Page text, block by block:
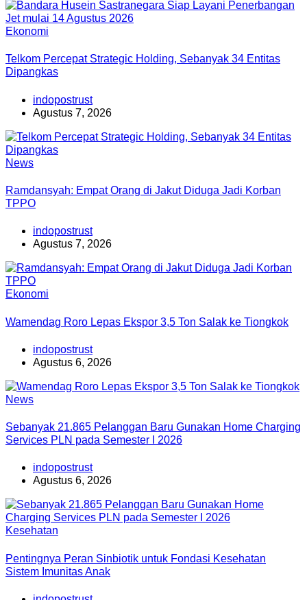
Ekonomi
Telkom Percepat Strategic Holding, Sebanyak 34 Entitas
Dipangkas
indopostrust
Agustus 7, 2026
News
Ramdansyah: Empat Orang di Jakut Diduga Jadi Korban
TPPO
indopostrust
Agustus 7, 2026
Ekonomi
Wamendag Roro Lepas Ekspor 3,5 Ton Salak ke Tiongkok
indopostrust
Agustus 6, 2026
News
Sebanyak 21.865 Pelanggan Baru Gunakan Home Charging
Services PLN pada Semester I 2026
indopostrust
Agustus 6, 2026
Kesehatan
Pentingnya Peran Sinbiotik untuk Fondasi Kesehatan
Sistem Imunitas Anak